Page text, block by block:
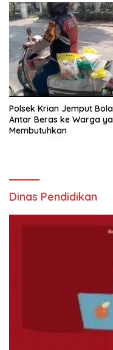
Polsek Krian Jemput
Antar Beras ke Warga
Membutuhkan
Dinas Pendidikan